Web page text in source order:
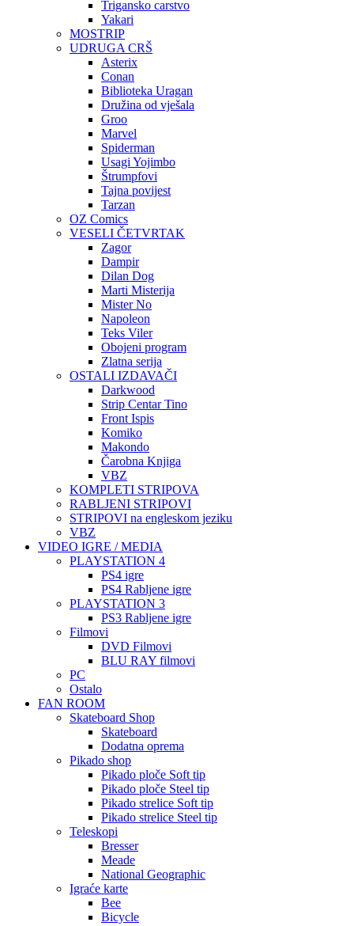
Trigansko carstvo
Yakari
MOSTRIP
UDRUGA CRŠ
Asterix
Conan
Biblioteka Uragan
Družina od vješala
Groo
Marvel
Spiderman
Usagi Yojimbo
Štrumpfovi
Tajna povijest
Tarzan
OZ Comics
VESELI ČETVRTAK
Zagor
Dampir
Dilan Dog
Marti Misterija
Mister No
Napoleon
Teks Viler
Obojeni program
Zlatna serija
OSTALI IZDAVAČI
Darkwood
Strip Centar Tino
Front Ispis
Komiko
Makondo
Čarobna Knjiga
VBZ
KOMPLETI STRIPOVA
RABLJENI STRIPOVI
STRIPOVI na engleskom jeziku
VBZ
VIDEO IGRE / MEDIA
PLAYSTATION 4
PS4 igre
PS4 Rabljene igre
PLAYSTATION 3
PS3 Rabljene igre
Filmovi
DVD Filmovi
BLU RAY filmovi
PC
Ostalo
FAN ROOM
Skateboard Shop
Skateboard
Dodatna oprema
Pikado shop
Pikado ploče Soft tip
Pikado ploče Steel tip
Pikado strelice Soft tip
Pikado strelice Steel tip
Teleskopi
Bresser
Meade
National Geographic
Igraće karte
Bee
Bicycle